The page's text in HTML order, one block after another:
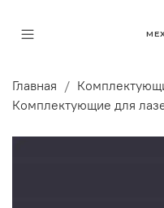
Главная
Комплектующие для